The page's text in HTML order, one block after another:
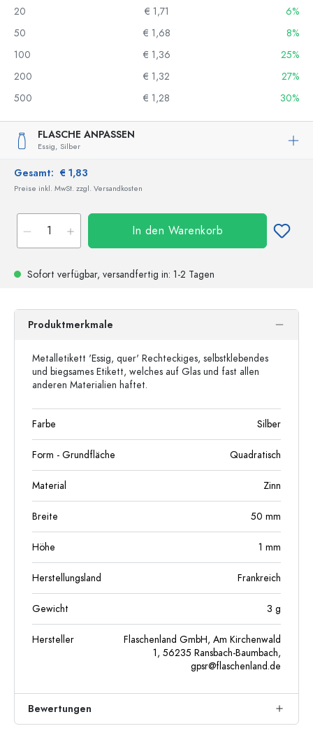
20
€ 1,71
6%
50
€ 1,68
8%
100
€ 1,36
25%
200
€ 1,32
27%
500
€ 1,28 30%
FLASCHE ANPASSEN
Essig, Silber
Gesamt: € 1,83
Preise inkl. MwSt. zzgl. Versandkosten
In den Warenkorb
Sofort verfügbar, versandfertig in: 1-2 Tagen
Produktmerkmale
Metalletikett 'Essig, quer' Rechteckiges, selbstklebendes
und biegsames Etikett, welches auf Glas und fast allen
anderen Materialien haftet.
Farbe Silber
Form - Grundfläche Quadratisch
Material Zinn
Breite 50 mm
Höhe 1 mm
Herstellungsland Frankreich
Gewicht 3 g
Hersteller
Flaschenland GmbH, Am Kirchenwald
1, 56235 Ransbach-Baumbach,
gpsr@flaschenland.de
Bewertungen